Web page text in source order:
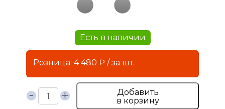
Есть в наличии
Розница: 4 480 ₽ / за шт.
Добавить
в корзину